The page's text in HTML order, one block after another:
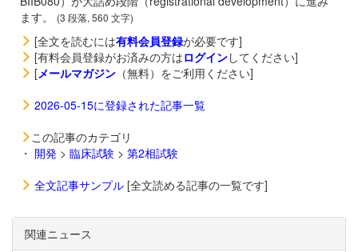
ます。
(3 段落, 560 文字)
[全文を読むには有料会員登録が必要です]
[有料会員登録がお済みの方はログインしてください]
[メールマガジン （無料）をご利用ください]
2026-05-15に登録された記事一覧
この記事のカテゴリ
・ 開発 > 臨床試験 > 第2相試験
全文記事サンプル [全文読める記事の一覧です]
関連ニュース